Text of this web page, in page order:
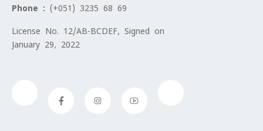
Phone : (+051) 3235 68 69
License No. 12/AB-BCDEF, Signed on
January 29, 2022